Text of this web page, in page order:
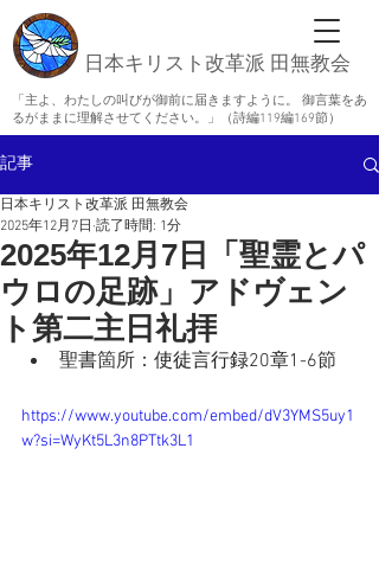
日本キリスト改革派 田無教会
「主よ、わたしの叫びが御前に届きますように。 御言葉をあ
るがままに理解させてください。」（詩編119編169節）
記事
2025年12月7日「聖霊とパ
ウロの足跡」アドヴェン
ト第二主日礼拝
日本キリスト改革派 田無教会
2025年12月7日 読了時間: 1分
聖書箇所： 使徒言行録20章1-6節
https://www.youtube.com/embed/dV3YMS5uy1
w?si=WyKt5L3n8PTtk3L1